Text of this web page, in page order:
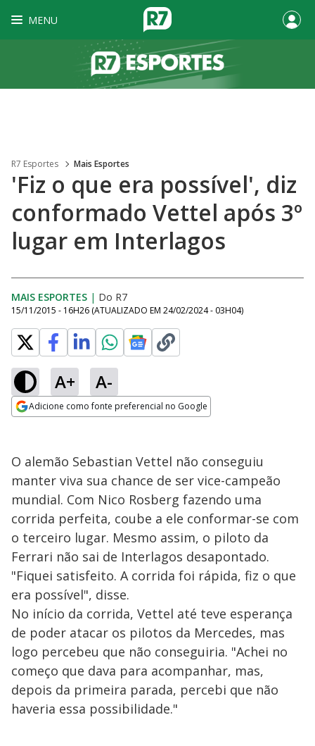
MENU
R7 Esportes Mais Esportes
'Fiz o que era possível', diz
conformado Vettel após 3º
lugar em Interlagos
MAIS ESPORTES | Do R7
15/11/2015 - 16H26 (ATUALIZADO EM 24/02/2024 - 03H04)
A+ A-
Adicione como fonte preferencial no Google
O alemão Sebastian Vettel não conseguiu
manter viva sua chance de ser vice-campeão
mundial. Com Nico Rosberg fazendo uma
corrida perfeita, coube a ele conformar-se com
o terceiro lugar. Mesmo assim, o piloto da
Ferrari não sai de Interlagos desapontado.
"Fiquei satisfeito. A corrida foi rápida, fiz o que
era possível", disse.
No início da corrida, Vettel até teve esperança
de poder atacar os pilotos da Mercedes, mas
logo percebeu que não conseguiria. "Achei no
começo que dava para acompanhar, mas,
depois da primeira parada, percebi que não
haveria essa possibilidade."